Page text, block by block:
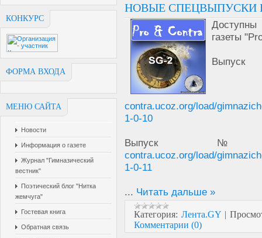
КОНКУРС
ФОРМА ВХОДА
МЕНЮ САЙТА
Новости
Информация о газете
Журнал "Гимназический
вестник"
Поэтический блог "Нитка
жемчуга"
Гостевая книга
Обратная связь
НОВЫЕ СПЕЦВЫПУСКИ
Доступны
газеты
contra.ucoz.org/load/
1-0-10
contra.ucoz.org/load/
1-0-11
... Читать дальше »
Категория: Лента.GY |
Комментарии (0)